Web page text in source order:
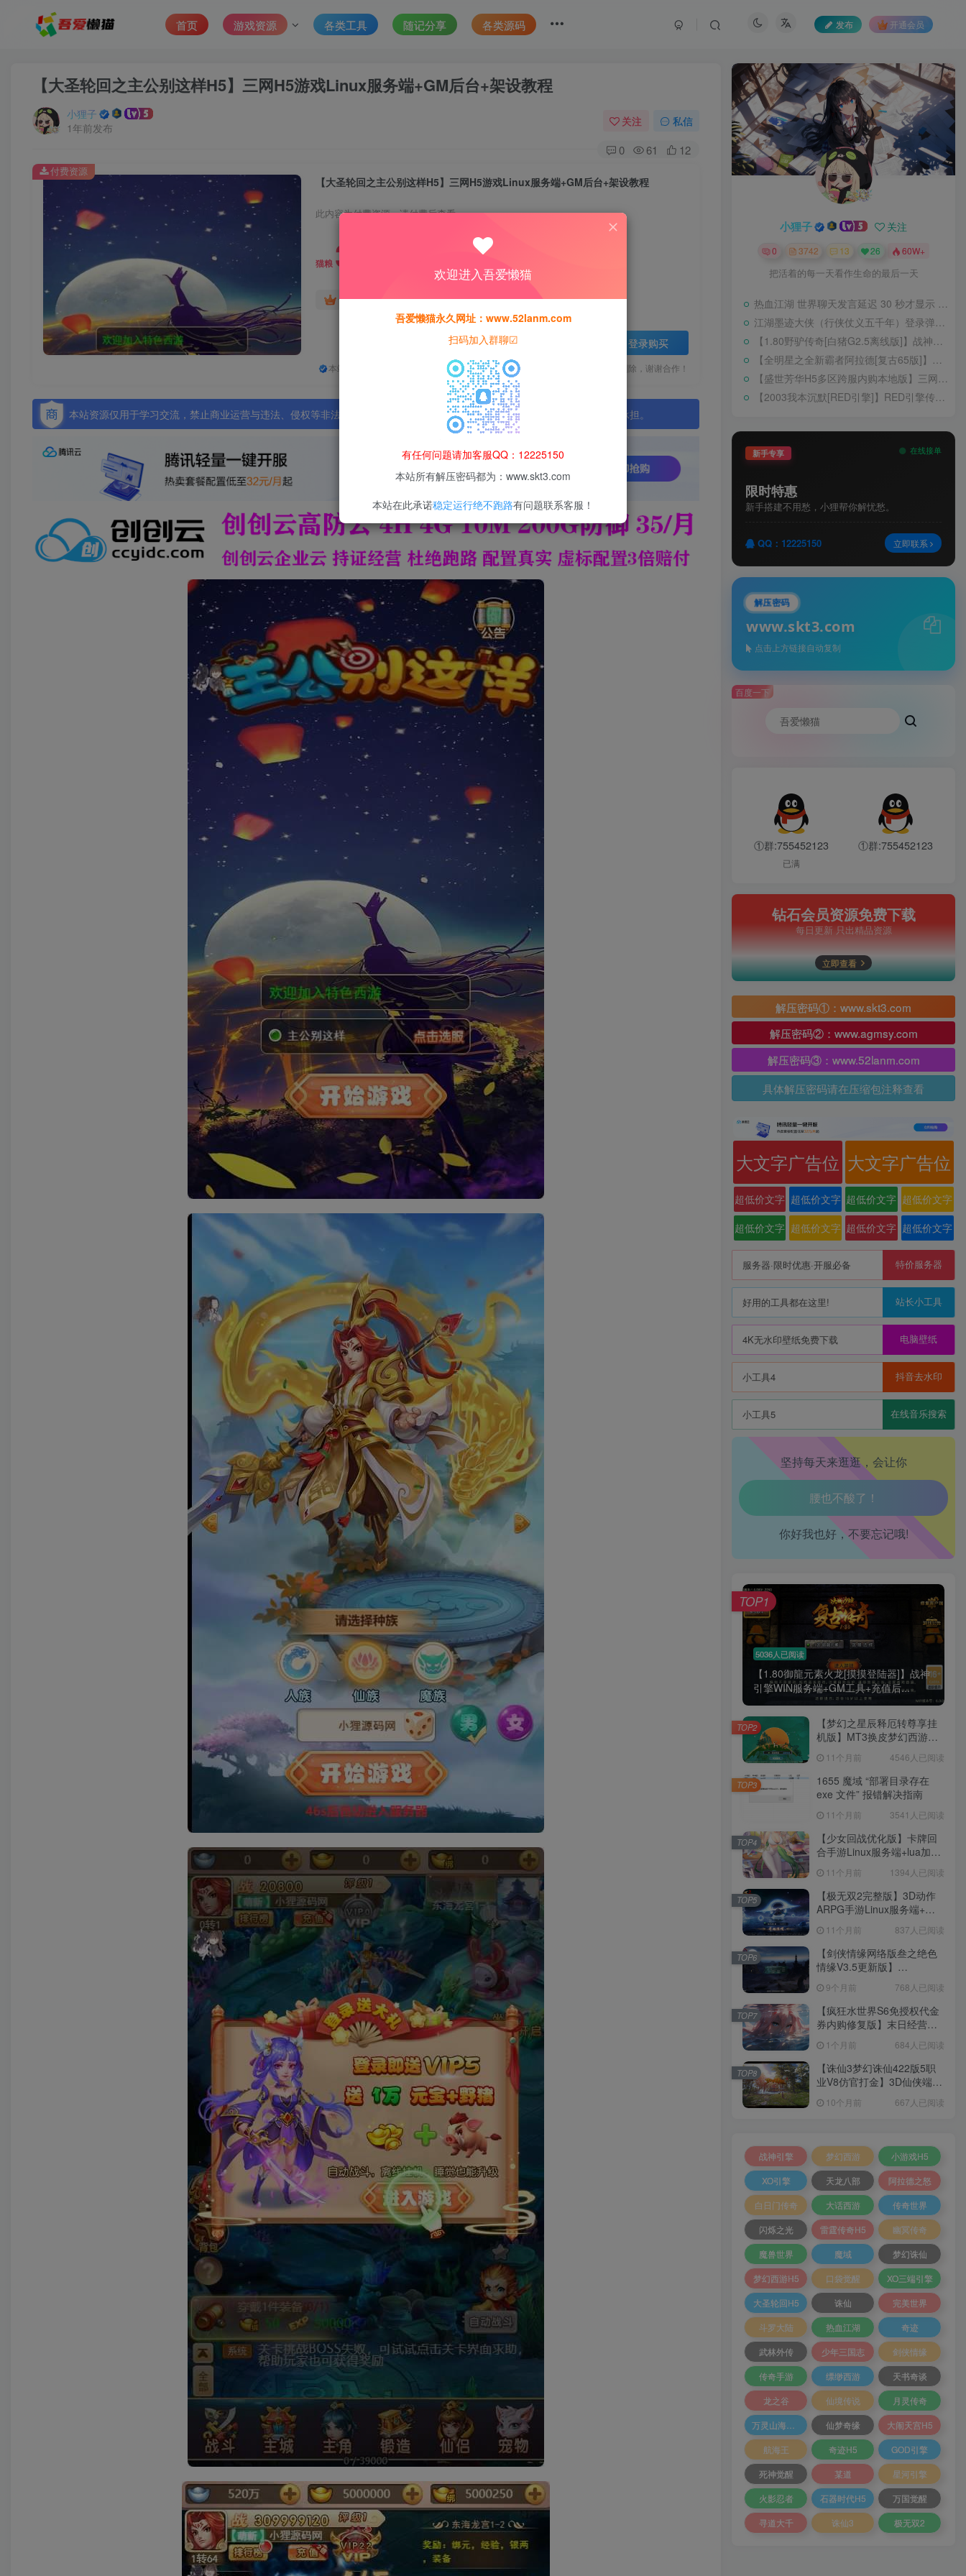
首页 游戏资源 各类工具 随记分享 各类源码 发布 开通会员
【大圣轮回之主公别这样H5】三网H5游戏Linux服务端+GM后台+架设教程
小狸子
1年前发布
关注 私信
0 61 12
【大圣轮回之主公别这样H5】三网H5游戏Linux服务端+GM后台+架设教程
此内容为付费资源，请付费后查看
猫粮 30
黄金会员猫粮15 钻石会员免费
登录购买
本站所有资源均为网络收集整理而来，仅供学习研究使用，请在下载后24h内删除，谢谢合作！
付费资源
本站资源仅用于学习交流，禁止商业运营与违法、侵权等非法行为；资源下载后请于 24 小时内删除，违规后果由使用者自行承担。
小狸子 关注
0 3742 13 26 60W+
把活着的每一天看作生命的最后一天
热血江湖 世界聊天发言延迟 30 秒才显示 BUG 修复教程
江湖墨迹大侠（行侠仗义五千年）登录弹出 WELCOME 提示无法进游戏修复教程
【1.80野驴传奇[白猪G2.5离线版]】战神引擎WIN服务端+GM工具+充值后台+安卓+架设教程
【全明星之全新霸者阿拉德[复古65版]】横版闯关手游Linux服务端+配套表+WEB管理后台+GM授权后台+双端+架设教程
【盛世芳华H5多区跨服内购本地版】三网H5宫斗养成游戏Linux手工服务端+CDK授权后台+安卓+架设教程
【2003我本沉默[RED引擎]】RED引擎传奇手游WIN服务端+GM工具+安卓+架设教程
新手专享 在线接单
限时特惠
新手搭建不用愁，小狸帮你解忧愁。
QQ：12225150 立即联系
解压密码
www.skt3.com
点击上方链接自动复制
百度一下
①群:755452123
已满
①群:755452123
钻石会员资源免费下载
每日更新 只出精品资源
立即查看
解压密码①：www.skt3.com
解压密码②：www.agmsy.com
解压密码③：www.52lanm.com
具体解压密码请在压缩包注释查看
大文字广告位 大文字广告位
超低价文字
广告位
超低价文字
广告位
超低价文字
广告位
超低价文字
广告位
超低价文字
广告位
超低价文字
广告位
超低价文字
广告位
超低价文字
广告位
服务器·限时优惠·开服必备 特价服务器
好用的工具都在这里! 站长小工具
4K无水印壁纸免费下载 电脑壁纸
小工具4 抖音去水印
小工具5 在线音乐搜索
坚持每天来逛逛，会让你
生活也美好了！
心情也舒畅了！
走路也有劲了！
腿也不痛了！
工作也轻松了！
你好我也好，不要忘记哦!
5036人已阅读
【1.80御龍元素火龙[摸摸登陆器]】战神
引擎WIN服务端+GM工具+充值后...
TOP1
【梦幻之星辰释厄转尊享挂
机版】MT3换皮梦幻西游
+源码+架设教程
11个月前 4546人已阅读
TOP2
1655 魔域 “部署目录存在
exe 文件” 报错解决指南
11个月前 3541人已阅读
TOP3
【少女回战优化版】卡牌回
合手游Linux服务端+lua加解
权后台+安卓+架设教程
11个月前 1394人已阅读
TOP4
【极无双2完整版】3D动作
ARPG手游Linux服务端+全
+加解密工具+GM授权后台
+安卓+架设教程
11个月前 837人已阅读
TOP5
【剑侠情缘网络版叁之绝色
情缘V3.5更新版】
端+GM指令+PC客户端+架设
教程
9个月前 768人已阅读
TOP6
【疯狂水世界S6免授权代金
券内购修复版】末日经营生
工具+管理后台+CDK授权后
台+安卓+架设教程
1个月前 684人已阅读
TOP7
【诛仙3梦幻诛仙422版5职
业V8仿官打金】3D仙侠端游
工具+PC客户端+架设教程
10个月前 667人已阅读
TOP8
战神引擎 梦幻西游
小游戏H5
XO引擎
天龙八部
阿拉德之怒
白日门传奇
大话西游
传奇世界
闪烁之光
雷霆传奇H5
幽冥传奇
魔兽世界
魔域
梦幻诛仙
梦幻西游H5
口袋觉醒
XO三端引擎
大圣轮回H5
诛仙
完美世界
斗罗大陆
热血江湖
奇迹
武林外传
少年三国志
剑侠情缘
传奇手游
缥缈西游
天书奇谈
龙之谷
仙境传说
月灵传奇
仙梦奇缘
大闹天宫H5
航海王
奇迹H5
GOD引擎
死神觉醒
某道
星河引擎
火影忍者
石器时代H5
万国觉醒
寻道大千
诛仙3 极无双2
欢迎进入吾爱懒猫
吾爱懒猫永久网址：www.52lanm.com
扫码加入群聊☑
有任何问题请加客服QQ：12225150
本站所有解压密码都为：www.skt3.com
本站在此承诺稳定运行绝不跑路有问题联系客服！